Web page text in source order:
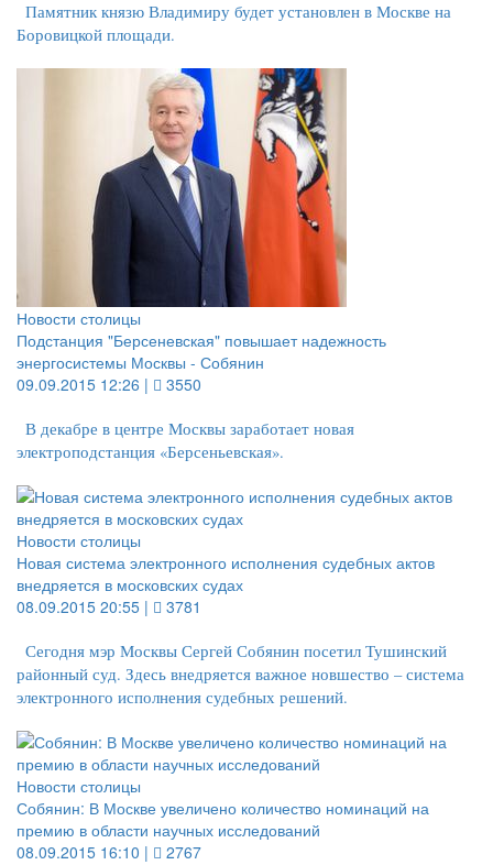
Памятник князю Владимиру будет установлен в Москве на
Боровицкой площади.
Новости столицы
Подстанция "Берсеневская" повышает надежность
энергосистемы Москвы - Собянин
09.09.2015 12:26 |
3550
В декабре в центре Москвы заработает новая
электроподстанция «Берсеньевская».
Новости столицы
Новая система электронного исполнения судебных актов
внедряется в московских судах
08.09.2015 20:55 |
3781
Сегодня мэр Москвы Сергей Собянин посетил Тушинский
районный суд. Здесь внедряется важное новшество – система
электронного исполнения судебных решений.
Новости столицы
Собянин: В Москве увеличено количество номинаций на
премию в области научных исследований
08.09.2015 16:10 |
2767